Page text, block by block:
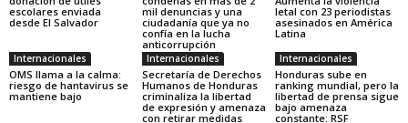
escolares enviada
desde El Salvador
mil denuncias y una
ciudadanía que ya no
confía en la lucha
anticorrupción
letal con 23 periodistas
asesinados en América
Latina
Internacionales
OMS llama a la calma:
riesgo de hantavirus se
mantiene bajo
Internacionales
Secretaría de Derechos
Humanos de Honduras
criminaliza la libertad
de expresión y amenaza
con retirar medidas
Internacionales
Honduras sube en
ranking mundial, pero la
libertad de prensa sigue
bajo amenaza
constante: RSF